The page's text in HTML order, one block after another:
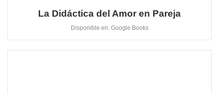
La Didáctica del Amor en Pareja
Disponible en: Google Books